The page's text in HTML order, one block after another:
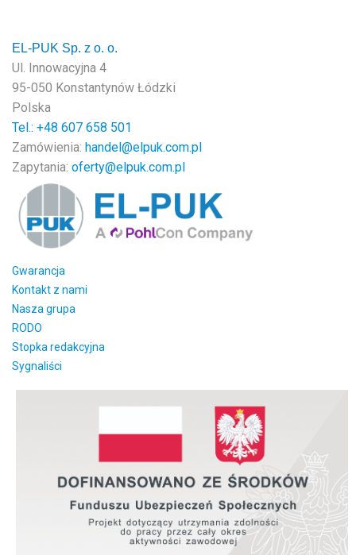
EL-PUK Sp. z o. o.
Ul. Innowacyjna 4
95-050 Konstantynów Łódzki
Polska
Tel.: +48 607 658 501
Zamówienia: handel@elpuk.com.pl
Zapytania: oferty@elpuk.com.pl
Gwarancja
Kontakt z nami
Nasza grupa
RODO
Stopka redakcyjna
Sygnaliści